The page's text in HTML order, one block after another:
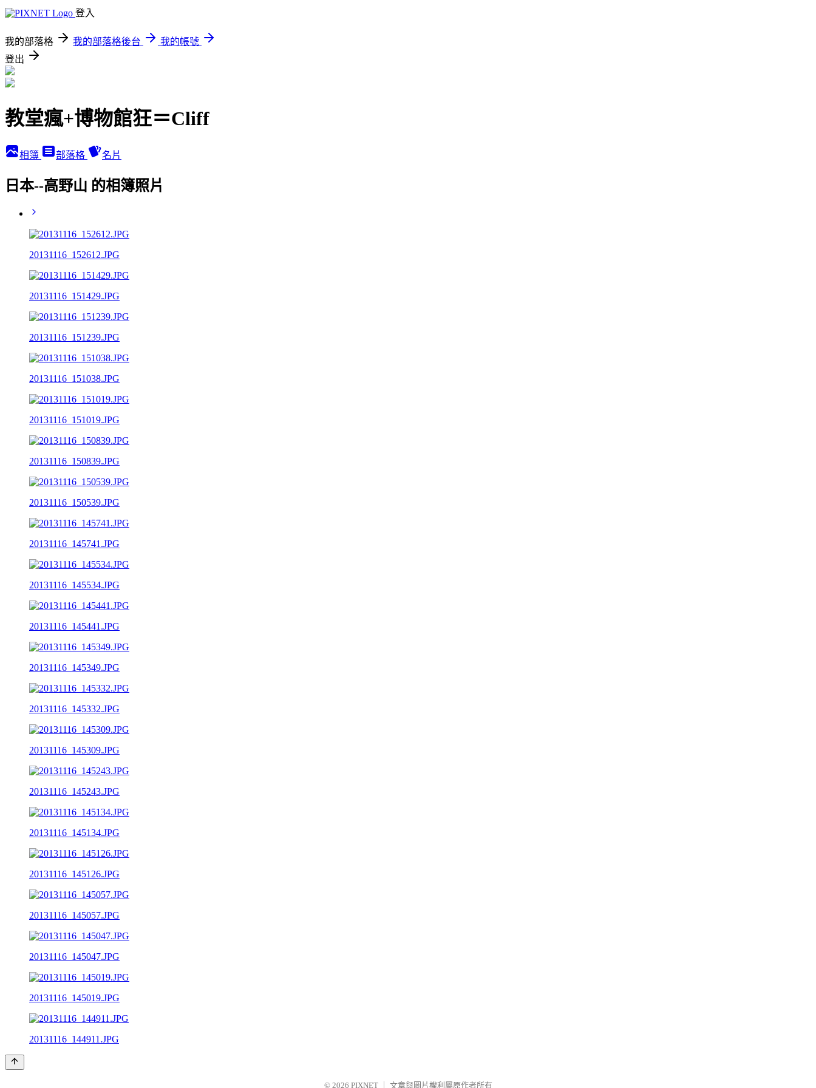
登入
我的部落格 我的部落格後台
我的帳號
登出
教堂瘋+博物館狂＝Cliff
相簿 部落格 名片
日本--高野山 的相簿照片
20131116_152612.JPG
20131116_151429.JPG
20131116_151239.JPG
20131116_151038.JPG
20131116_151019.JPG
20131116_150839.JPG
20131116_150539.JPG
20131116_145741.JPG
20131116_145534.JPG
20131116_145441.JPG
20131116_145349.JPG
20131116_145332.JPG
20131116_145309.JPG
20131116_145243.JPG
20131116_145134.JPG
20131116_145126.JPG
20131116_145057.JPG
20131116_145047.JPG
20131116_145019.JPG
20131116_144911.JPG
© 2026 PIXNET 文章與圖片權利屬原作者所有